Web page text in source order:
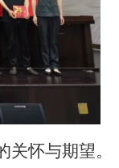
怀与期望。